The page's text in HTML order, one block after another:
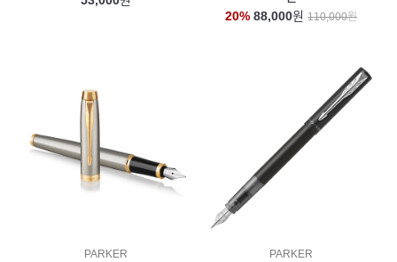
20% 88,000원 110,000원
PARKER PARKER